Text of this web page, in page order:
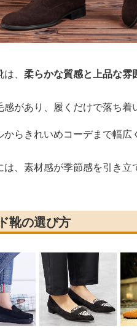
、 柔らかな質感と上品な雰
感があり、履くだけで落ち着
からきれいめコーデまで幅広
は、素材感が季節感を引き立
靴の選び方